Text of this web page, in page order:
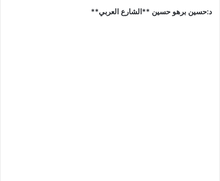
د:حسين برهو حسين **الشارع العربي**